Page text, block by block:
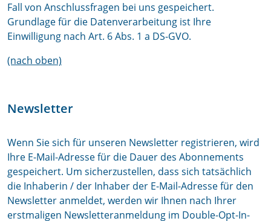
Fall von Anschlussfragen bei uns gespeichert.
Grundlage für die Datenverarbeitung ist Ihre
Einwilligung nach Art. 6 Abs. 1 a DS-GVO.
(nach oben)
Newsletter
Wenn Sie sich für unseren Newsletter registrieren, wird
Ihre E-Mail-Adresse für die Dauer des Abonnements
gespeichert. Um sicherzustellen, dass sich tatsächlich
die Inhaberin / der Inhaber der E-Mail-Adresse für den
Newsletter anmeldet, werden wir Ihnen nach Ihrer
erstmaligen Newsletteranmeldung im Double-Opt-In-